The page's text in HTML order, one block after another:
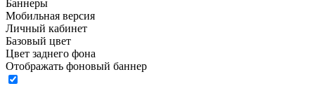
Баннеры
Мобильная версия
Личный кабинет
Базовый цвет
Цвет заднего фона
Отображать фоновый баннер